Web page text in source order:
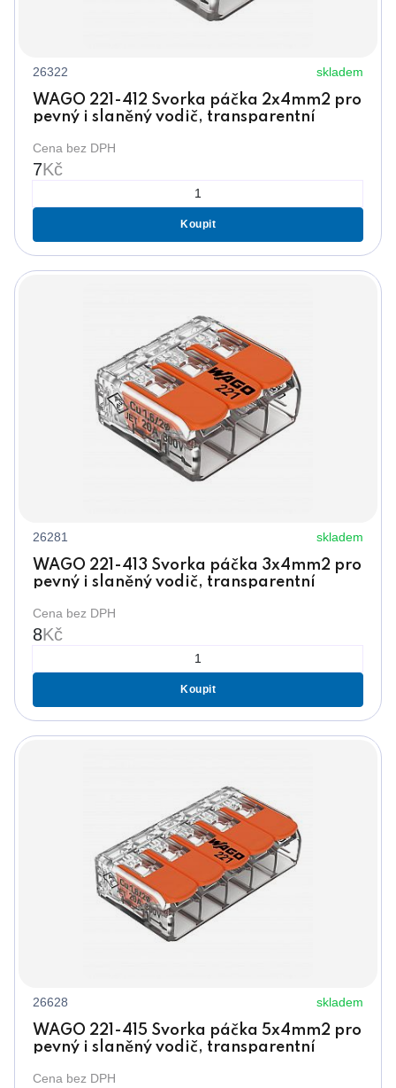
26322 skladem
WAGO 221-412 Svorka páčka 2x4mm2 pro
pevný i slaněný vodič, transparentní
Cena bez DPH
7Kč
Koupit
26281 skladem
WAGO 221-413 Svorka páčka 3x4mm2 pro
pevný i slaněný vodič, transparentní
Cena bez DPH
8Kč
Koupit
26628 skladem
WAGO 221-415 Svorka páčka 5x4mm2 pro
pevný i slaněný vodič, transparentní
Cena bez DPH